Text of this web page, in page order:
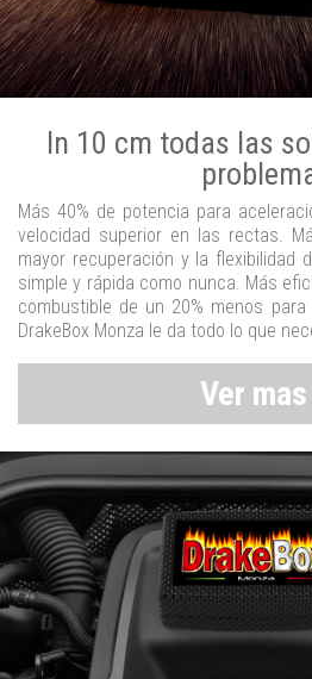
In 10 cm todas las
Más 40% de potencia para
velocidad superior en las rectas.
mayor recuperación y la flexibilidad
simple y rápida como nunca. Más
combustible de un 20% menos para
DrakeBox Monza le da todo lo que
Ver mas